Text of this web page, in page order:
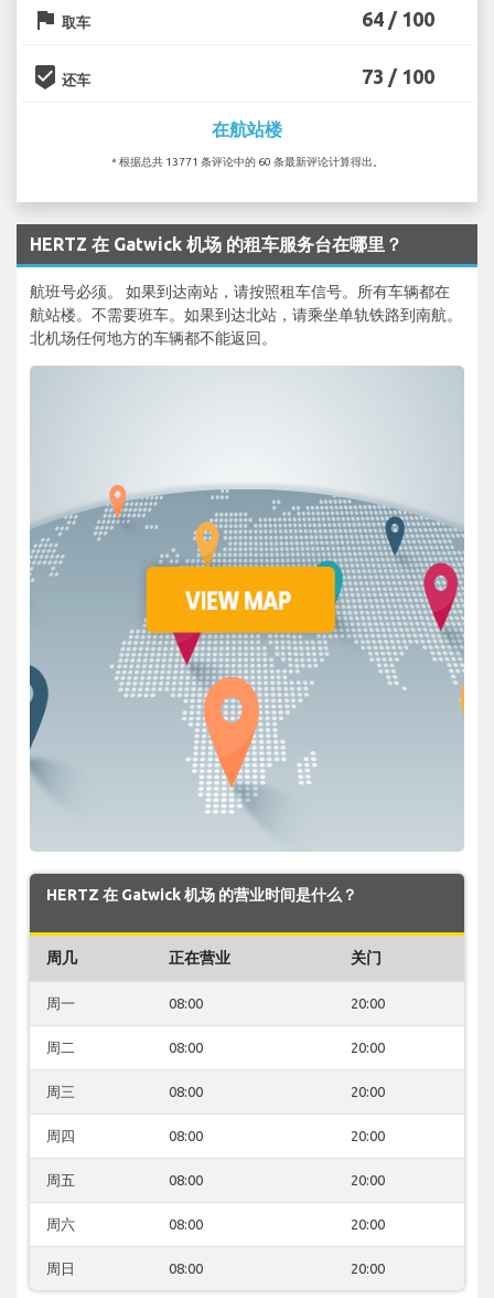
flag 取车 64 / 100
beenhere 还车 73 / 100
在航站楼
* 根据总共 13771 条评论中的 60 条最新评论计算得出。
HERTZ 在 Gatwick 机场 的租车服务台在哪里？
航班号必须。 如果到达南站，请按照租车信号。所有车辆都在
航站楼。不需要班车。如果到达北站，请乘坐单轨铁路到南航。
北机场任何地方的车辆都不能返回。
HERTZ 在 Gatwick 机场 的营业时间是什么？
周几 正在营业 关门
周一 08:00 20:00
周二 08:00 20:00
周三 08:00 20:00
周四 08:00 20:00
周五 08:00 20:00
周六 08:00 20:00
周日 08:00 20:00